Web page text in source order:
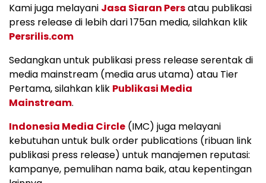
Kami juga melayani Jasa Siaran Persatau publikasi
press release di lebih dari 175an media, silahkan klik
Persrilis.com
Sedangkan untuk publikasi press release serentak di
media mainstream (media arus utama) atau Tier
Pertama, silahkan klik Publikasi Media
Mainstream.
Indonesia Media Circle (IMC) juga melayani
kebutuhan untuk bulk order publications (ribuan link
publikasi press release) untuk manajemen reputasi:
kampanye, pemulihan nama baik, atau kepentingan